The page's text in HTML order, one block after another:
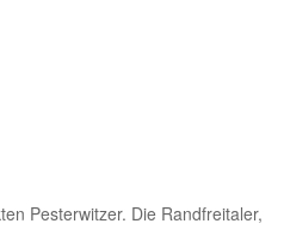
Pesterwitzer. Die Randfreitaler,